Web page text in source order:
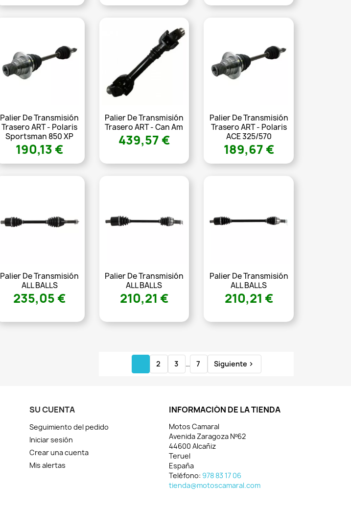
Palier De Transmisión
Trasero ART - Polaris
Sportsman 850 XP
190,13 €
Palier De Transmisión
Trasero ART - Can Am
439,57 €
Palier De Transmisión
Trasero ART - Polaris
ACE 325/570
189,67 €
Palier De Transmisión
ALL BALLS
235,05 €
Palier De Transmisión
ALL BALLS
210,21 €
Palier De Transmisión
ALL BALLS
210,21 €
2 3 … 7 Siguiente 
SU CUENTA
Seguimiento del pedido
Iniciar sesión
Crear una cuenta
Mis alertas
INFORMACIÓN DE LA TIENDA
Motos Camaral
Avenida Zaragoza Nº62
44600 Alcañiz
Teruel
España
Teléfono: 978 83 17 06
tienda@motoscamaral.com